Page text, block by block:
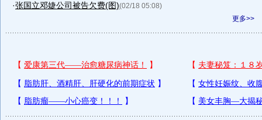
·张国立邓婕公司被告欠费(图)(02/18 05:08)
更多>>